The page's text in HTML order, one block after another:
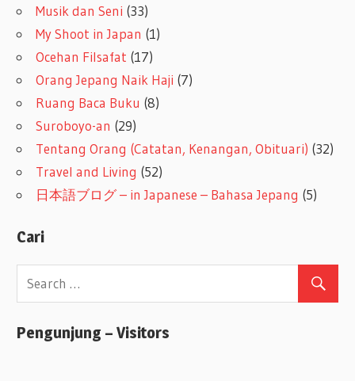
Musik dan Seni (33)
My Shoot in Japan (1)
Ocehan Filsafat (17)
Orang Jepang Naik Haji (7)
Ruang Baca Buku (8)
Suroboyo-an (29)
Tentang Orang (Catatan, Kenangan, Obituari) (32)
Travel and Living (52)
日本語ブログ – in Japanese – Bahasa Jepang (5)
Cari
Pengunjung – Visitors